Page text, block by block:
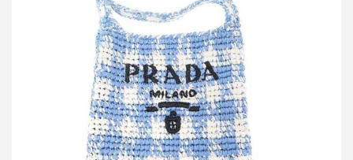
プラダ ラフィアショルダーバッグ 1BC184
買取金額45,000円
詳しく見る